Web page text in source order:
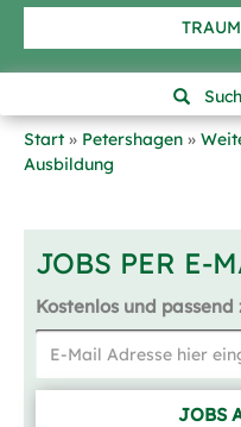
Start
Petershagen
Ausbildung
JOBS PER E-
Kostenlos und passend
JOBS